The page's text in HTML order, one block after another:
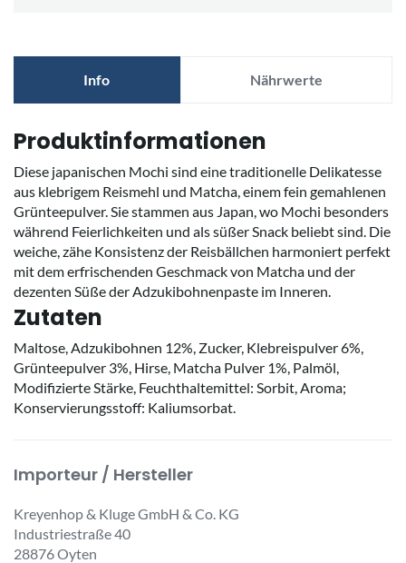
Info Nährwerte
Produktinformationen
Diese japanischen Mochi sind eine traditionelle Delikatesse
aus klebrigem Reismehl und Matcha, einem fein gemahlenen
Grünteepulver. Sie stammen aus Japan, wo Mochi besonders
während Feierlichkeiten und als süßer Snack beliebt sind. Die
weiche, zähe Konsistenz der Reisbällchen harmoniert perfekt
mit dem erfrischenden Geschmack von Matcha und der
dezenten Süße der Adzukibohnenpaste im Inneren.
Zutaten
Maltose, Adzukibohnen 12%, Zucker, Klebreispulver 6%,
Grünteepulver 3%, Hirse, Matcha Pulver 1%, Palmöl,
Modifizierte Stärke, Feuchthaltemittel: Sorbit, Aroma;
Konservierungsstoff: Kaliumsorbat.
Importeur / Hersteller
Kreyenhop & Kluge GmbH & Co. KG
Industriestraße 40
28876 Oyten